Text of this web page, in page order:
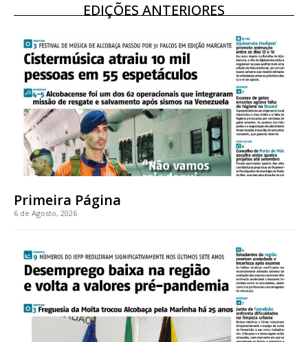
Planos de Assinatura
Faça-se assinante do Região de Cister e ajude-nos a manter este serviço
Sendo assinante terá acesso a todos os conteúdos exclusivos e versões
digitais.
EDIÇÕES ANTERIORES
Primeira Página
6 de Agosto, 2026